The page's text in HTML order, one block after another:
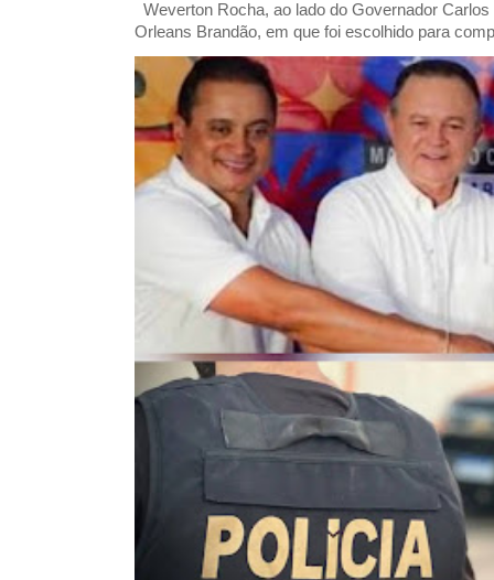
Weverton Rocha, ao lado do Governador
Orleans Brandão, em que foi escolhido para